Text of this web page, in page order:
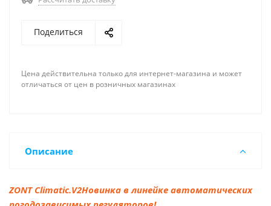
Управление котлами по запросу от сторонней
Контрольдатчика давления, з
регулирование
Возможность подключения до
Оповещения по событиям ииндикация
Поделиться
Цена действительна только для интернет-магазина и может
отличаться от цен в розничных магазинах
Описание
ZONT Climatic.V2Новинка в линейке автоматических